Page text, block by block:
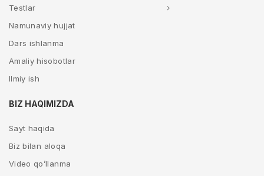
Testlar
Namunaviy hujjat
Dars ishlanma
Amaliy hisobotlar
Ilmiy ish
BIZ HAQIMIZDA
Sayt haqida
Biz bilan aloqa
Video qo’llanma